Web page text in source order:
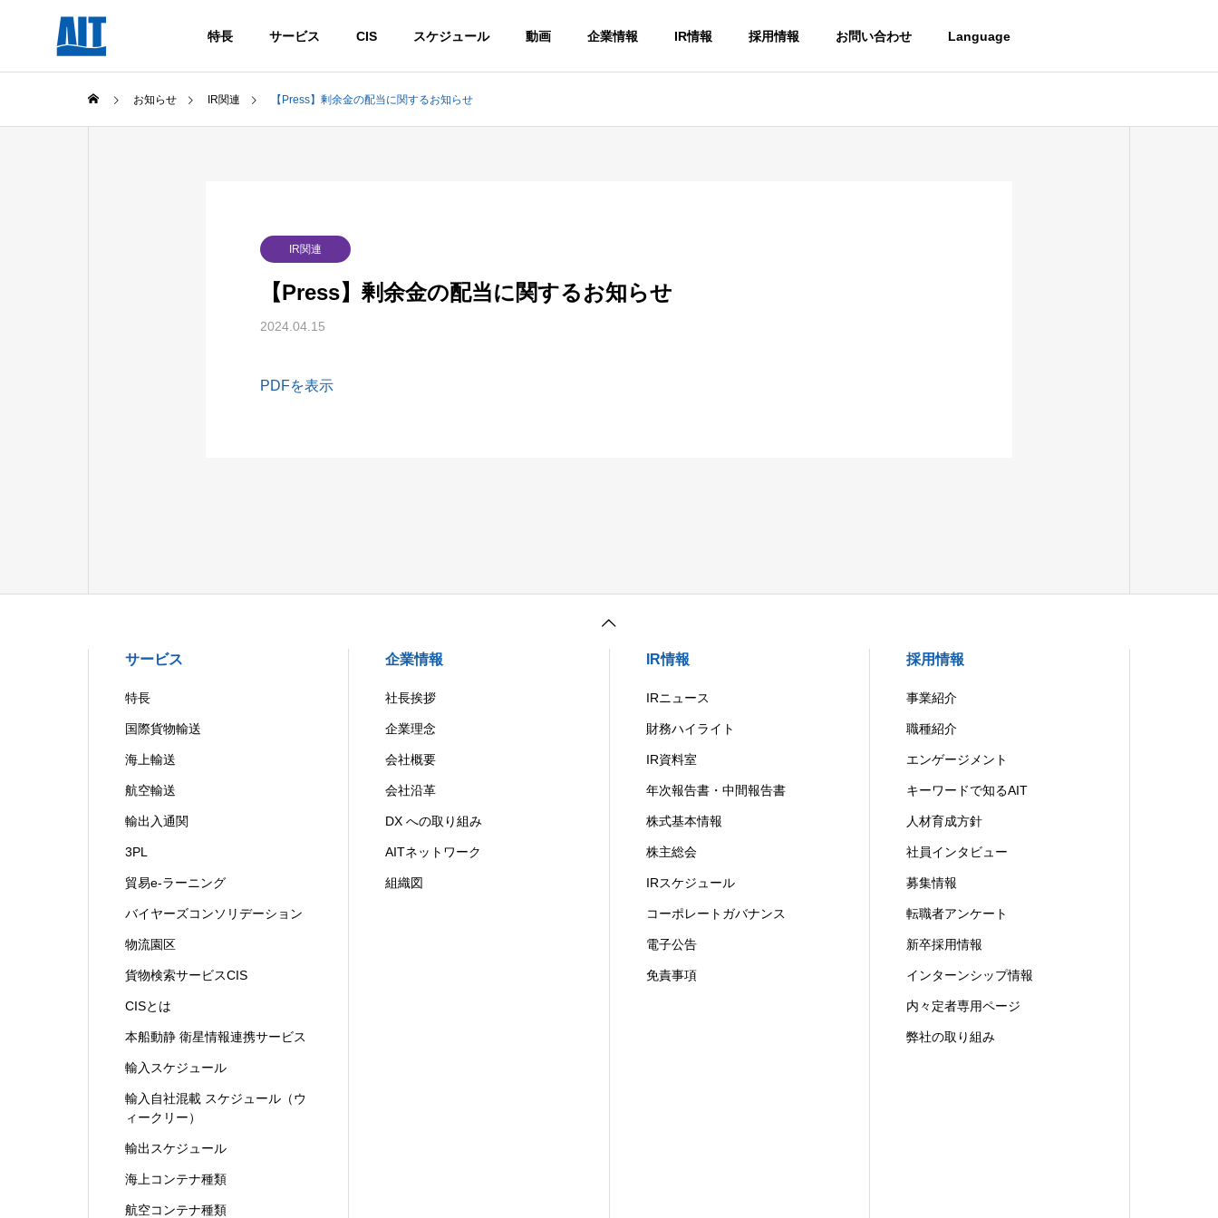
特長 サービス CIS スケジュール 動画 企業情報 IR情報 採用情報 お問い合わせ Language
お知らせ IR関連 【Press】剰余金の配当に関するお知らせ
IR関連
【Press】剰余金の配当に関するお知らせ
2024.04.15
PDFを表示
サービス
特長
国際貨物輸送
海上輸送
航空輸送
輸出入通関
3PL
貿易e-ラーニング
バイヤーズコンソリデーション
物流園区
貨物検索サービスCIS
CISとは
本船動静 衛星情報連携サービス
輸入スケジュール
輸入自社混載 スケジュール（ウ
ィークリー）
輸出スケジュール
海上コンテナ種類
航空コンテナ種類
企業情報
社長挨拶
企業理念
会社概要
会社沿革
DX への取り組み
AITネットワーク
組織図
IR情報
IRニュース
財務ハイライト
IR資料室
年次報告書・中間報告書
株式基本情報
株主総会
IRスケジュール
コーポレートガバナンス
電子公告
免責事項
採用情報
事業紹介
職種紹介
エンゲージメント
キーワードで知るAIT
人材育成方針
社員インタビュー
募集情報
転職者アンケート
新卒採用情報
インターンシップ情報
内々定者専用ページ
弊社の取り組み